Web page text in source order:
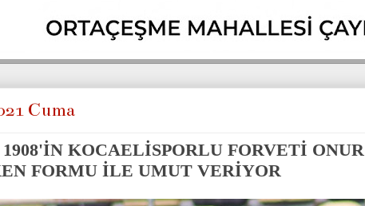
Cuma
KOCAELİSPORLU FORVETİ ONUR
FORMU İLE UMUT VERİYOR